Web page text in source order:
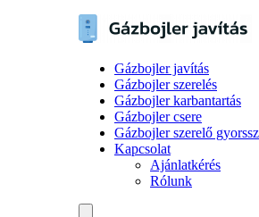
Gázbojler javítás
Gázbojler szerelés
Gázbojler karbantartás
Gázbojler csere
Gázbojler szerelő
Kapcsolat
Ajánlatkérés
Rólunk